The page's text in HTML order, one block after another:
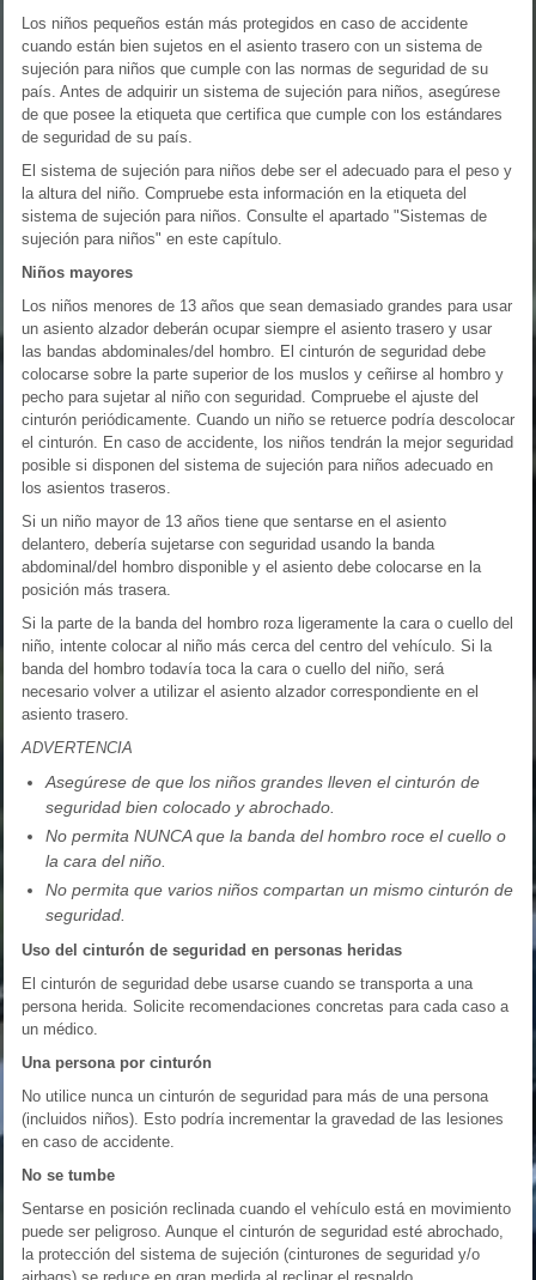
Los niños pequeños están más protegidos en caso de accidente
cuando están bien sujetos en el asiento trasero con un sistema de
sujeción para niños que cumple con las normas de seguridad de su
país. Antes de adquirir un sistema de sujeción para niños, asegúrese
de que posee la etiqueta que certifica que cumple con los estándares
de seguridad de su país.
El sistema de sujeción para niños debe ser el adecuado para el peso y
la altura del niño. Compruebe esta información en la etiqueta del
sistema de sujeción para niños. Consulte el apartado "Sistemas de
sujeción para niños" en este capítulo.
Niños mayores
Los niños menores de 13 años que sean demasiado grandes para usar
un asiento alzador deberán ocupar siempre el asiento trasero y usar
las bandas abdominales/del hombro. El cinturón de seguridad debe
colocarse sobre la parte superior de los muslos y ceñirse al hombro y
pecho para sujetar al niño con seguridad. Compruebe el ajuste del
cinturón periódicamente. Cuando un niño se retuerce podría descolocar
el cinturón. En caso de accidente, los niños tendrán la mejor seguridad
posible si disponen del sistema de sujeción para niños adecuado en
los asientos traseros.
Si un niño mayor de 13 años tiene que sentarse en el asiento
delantero, debería sujetarse con seguridad usando la banda
abdominal/del hombro disponible y el asiento debe colocarse en la
posición más trasera.
Si la parte de la banda del hombro roza ligeramente la cara o cuello del
niño, intente colocar al niño más cerca del centro del vehículo. Si la
banda del hombro todavía toca la cara o cuello del niño, será
necesario volver a utilizar el asiento alzador correspondiente en el
asiento trasero.
ADVERTENCIA
Asegúrese de que los niños grandes lleven el cinturón de
seguridad bien colocado y abrochado.
No permita NUNCA que la banda del hombro roce el cuello o
la cara del niño.
No permita que varios niños compartan un mismo cinturón de
seguridad.
Uso del cinturón de seguridad en personas heridas
El cinturón de seguridad debe usarse cuando se transporta a una
persona herida. Solicite recomendaciones concretas para cada caso a
un médico.
Una persona por cinturón
No utilice nunca un cinturón de seguridad para más de una persona
(incluidos niños). Esto podría incrementar la gravedad de las lesiones
en caso de accidente.
No se tumbe
Sentarse en posición reclinada cuando el vehículo está en movimiento
puede ser peligroso. Aunque el cinturón de seguridad esté abrochado,
la protección del sistema de sujeción (cinturones de seguridad y/o